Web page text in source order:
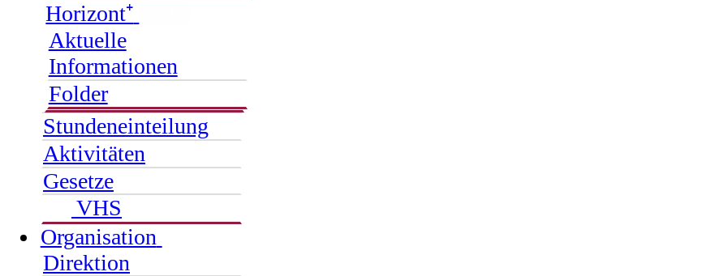
Horizont⁺
Aktuelle
Informationen
Folder
Stundeneinteilung
Aktivitäten
Gesetze
VHS
Organisation
Direktion